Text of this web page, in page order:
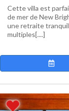
Cette villa est
de mer de New
une retraite
multiples[....]